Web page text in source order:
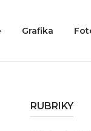
Grafika
RUBRIKY